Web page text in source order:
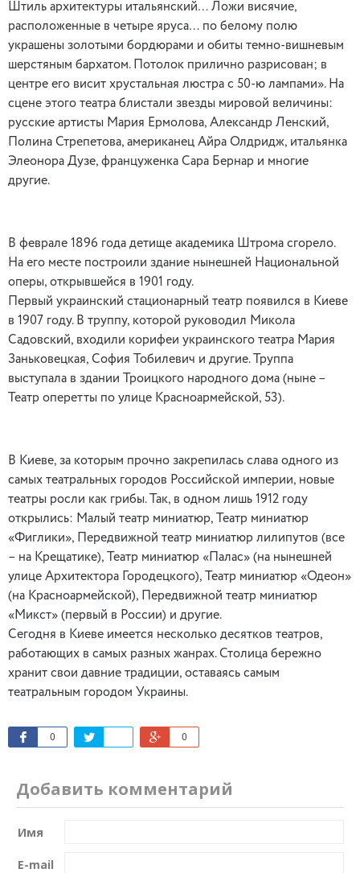
Штиль архитектуры итальянский… Ложи висячие,
расположенные в четыре яруса… по белому полю
украшены золотыми бордюрами и обиты темно-вишневым
шерстяным бархатом. Потолок прилично разрисован; в
центре его висит хрустальная люстра с 50-ю лампами». На
сцене этого театра блистали звезды мировой величины:
русские артисты Мария Ермолова, Александр Ленский,
Полина Стрепетова, американец Айра Олдридж, итальянка
Элеонора Дузе, француженка Сара Бернар и многие
другие.
В феврале 1896 года детище академика Штрома сгорело.
На его месте построили здание нынешней Национальной
оперы, открывшейся в 1901 году.
Первый украинский стационарный театр появился в Киеве
в 1907 году. В труппу, которой руководил Микола
Садовский, входили корифеи украинского театра Мария
Заньковецкая, София Тобилевич и другие. Труппа
выступала в здании Троицкого народного дома (ныне –
Театр оперетты по улице Красноармейской, 53).
В Киеве, за которым прочно закрепилась слава одного из
самых театральных городов Российской империи, новые
театры росли как грибы. Так, в одном лишь 1912 году
открылись: Малый театр миниатюр, Театр миниатюр
«Фиглики», Передвижной театр миниатюр лилипутов (все
– на Крещатике), Театр миниатюр «Палас» (на нынешней
улице Архитектора Городецкого), Театр миниатюр «Одеон»
(на Красноармейской), Передвижной театр миниатюр
«Микст» (первый в России) и другие.
Сегодня в Киеве имеется несколько десятков театров,
работающих в самых разных жанрах. Столица бережно
хранит свои давние традиции, оставаясь самым
театральным городом Украины.
0 0
Добавить комментарий
Имя
E-mail